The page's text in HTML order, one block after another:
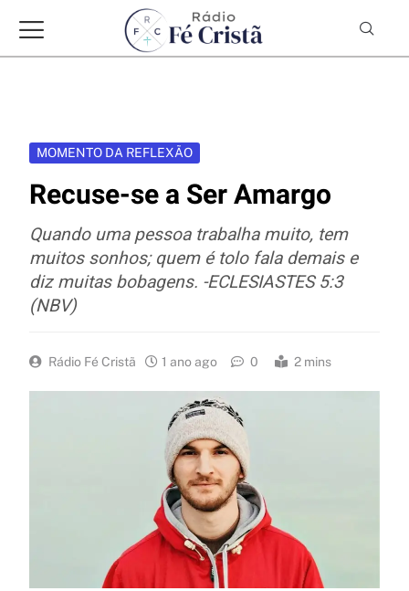
MOMENTO DA REFLEXÃO
Recuse-se a Ser Amargo
Quando uma pessoa trabalha muito, tem
muitos sonhos; quem é tolo fala demais e
diz muitas bobagens. -ECLESIASTES 5:3
(NBV)
Rádio Fé Cristã 1 ano ago 0 2 mins